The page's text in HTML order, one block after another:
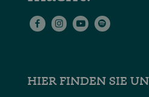
HIER FINDEN SIE